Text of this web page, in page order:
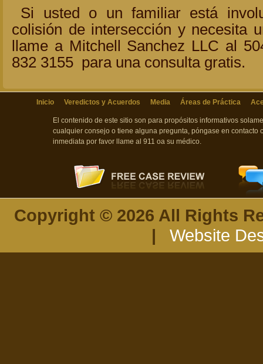
Si usted o un familiar está
colisión de intersección y necesita
llame a Mitchell Sanchez LLC al
832 3155 para una consulta gratis.
Inicio Veredictos y Acuerdos Media Áreas de Práctica
El contenido de este sitio son para propósitos informativos
cualquier consejo o tiene alguna pregunta, póngase en
inmediata por favor llame al 911 oa su médico.
Copyright © 2026 All Rights
|
Website